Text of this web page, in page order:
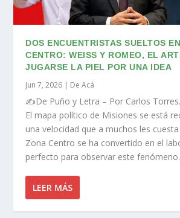
DOS ENCUENTRISTAS SUELTOS
CENTRO: WEISS Y ROMEO, EL
JUGARSE LA PIEL POR UNA IDEA
Jun 7, 2026 | De Acá
✍️De Puño y Letra – Por Carlos Torres.
El mapa político de Misiones se está
una velocidad que a muchos les
Zona Centro se ha convertido en el
perfecto para observar este fenómeno.
LEER MÁS